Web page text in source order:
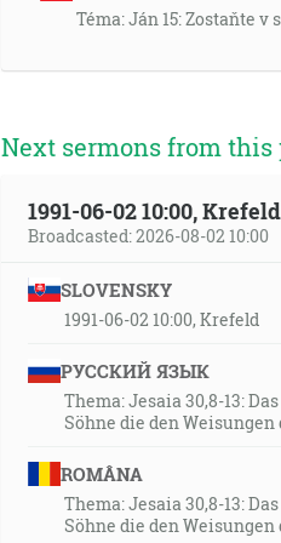
Téma: Ján 15: Zostaňte
Next sermons from this
1991-06-02 10:00,
Broadcasted: 2026-08-02 10:00
SLOVENSKY
1991-06-02 10:00, Krefeld
РУССКИЙ ЯЗЫК
Thema: Jesaia 30,8-13:
Söhne die den
ROMÂNA
Thema: Jesaia 30,8-13:
Söhne die den